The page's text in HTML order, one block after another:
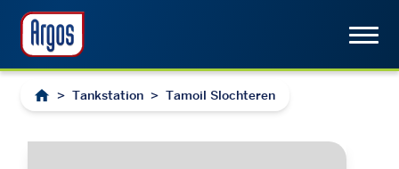
> Tankstation > Tamoil Slochteren